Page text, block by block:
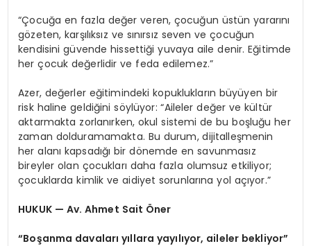
“Çocuğa en fazla değer veren, çocuğun üstün yararını
gözeten, karşılıksız ve sınırsız seven ve çocuğun
kendisini güvende hissettiği yuvaya aile denir. Eğitimde
her çocuk değerlidir ve feda edilemez.”
Azer, değerler eğitimindeki kopuklukların büyüyen bir
risk haline geldiğini söylüyor: “Aileler değer ve kültür
aktarmakta zorlanırken, okul sistemi de bu boşluğu her
zaman dolduramamakta. Bu durum, dijitalleşmenin
her alanı kapsadığı bir dönemde en savunmasız
bireyler olan çocukları daha fazla olumsuz etkiliyor;
çocuklarda kimlik ve aidiyet sorunlarına yol açıyor.”
HUKUK — Av. Ahmet Sait Öner
“Boşanma davaları yıllara yayılıyor, aileler bekliyor”